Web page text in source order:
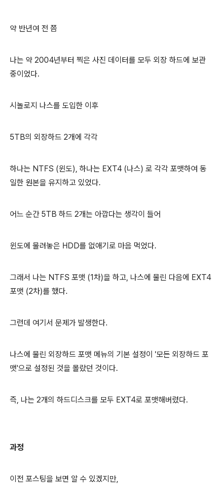
약 반년여 전 쯤
나는 약 2004년부터 찍은 사진 데이터를 모두 외장 하드에 보관
중이었다.
시놀로지 나스를 도입한 이후
5TB의 외장하드 2개에 각각
하나는 NTFS (윈도), 하나는 EXT4 (나스) 로 각각 포맷하여 동
일한 원본을 유지하고 있었다.
어느 순간 5TB 하드 2개는 아깝다는 생각이 들어
윈도에 물려놓은 HDD를 없애기로 마음 먹었다.
그래서 나는 NTFS 포맷 (1차)을 하고, 나스에 물린 다음에 EXT4
포맷 (2차)를 했다.
그런데 여기서 문제가 발생한다.
나스에 물린 외장하드 포맷 메뉴의 기본 설정이 '모든 외장하드 포
맷'으로 설정된 것을 몰랐던 것이다.
즉, 나는 2개의 하드디스크를 모두 EXT4로 포맷해버렸다.
과정
이전 포스팅을 보면 알 수 있겠지만,